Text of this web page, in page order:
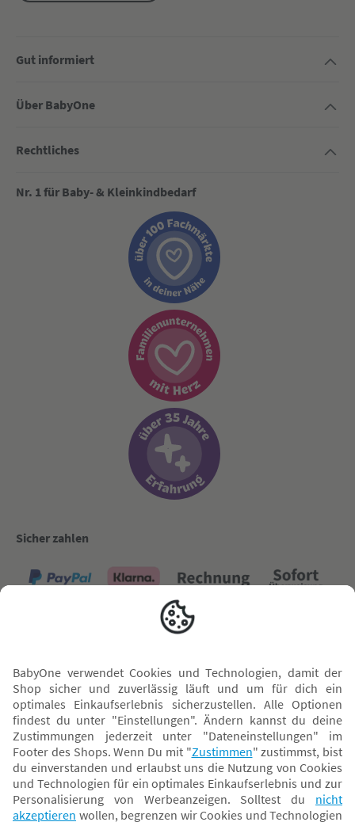
Gut informiert
Über BabyOne
Rechtliches
Nr. 1 für Baby- & Kleinkindbedarf
Sicher zahlen
Versand mit
* Alle Preise inkl. MwSt. und ggf. zzgl.Versandkosten. Der dargestellte Preis gilt -
abhängig von der von dir gewählten Option - im BabyOne-Onlineshop oder bei